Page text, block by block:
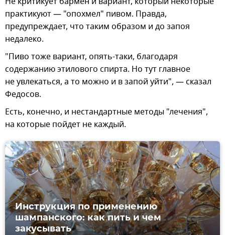
практикуют — "опохмел" пивом. Правда,
предупреждает, что таким образом и до запоя
недалеко.
"Пиво тоже вариант, опять-таки, благодаря
содержанию этилового спирта. Но тут главное
не увлекаться, а то можно и в запой уйти", — сказал
Федосов.
Есть, конечно, и нестандартные методы "лечения",
на которые пойдет не каждый.
Инструкция по применению
шампанского: как пить и чем
закусывать